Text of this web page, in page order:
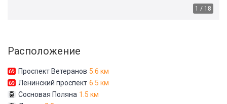
1 / 18
Расположение
Проспект Ветеранов 5.6 км
Ленинский проспект 6.5 км
Сосновая Поляна 1.5 км